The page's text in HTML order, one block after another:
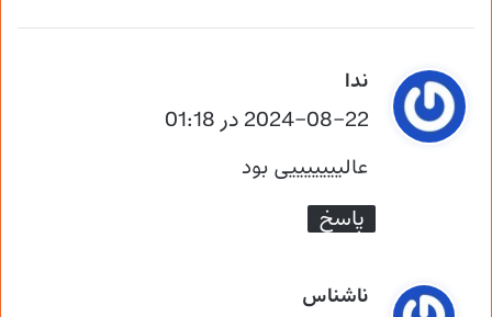
ندا
ف
ت
:
2024-08-22 در 01:18
عالیییییییی بود
پاسخ
ناشناس